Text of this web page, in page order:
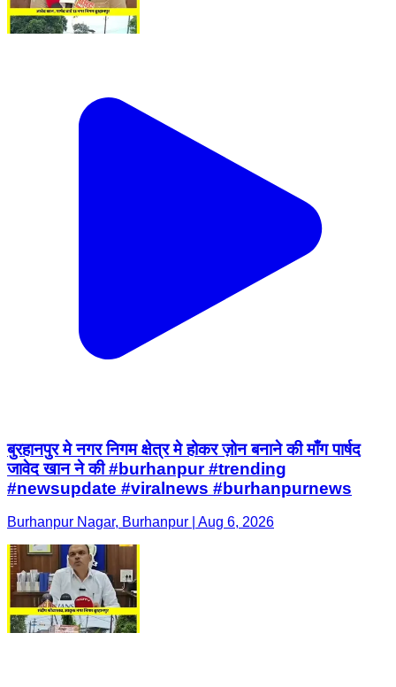
बुरहानपुर मे नगर निगम क्षेत्र मे होकर ज़ोन बनाने की माँग पार्षद
जावेद खान ने की #burhanpur #trending
#newsupdate #viralnews #burhanpurnews
Burhanpur Nagar, Burhanpur | Aug 6, 2026